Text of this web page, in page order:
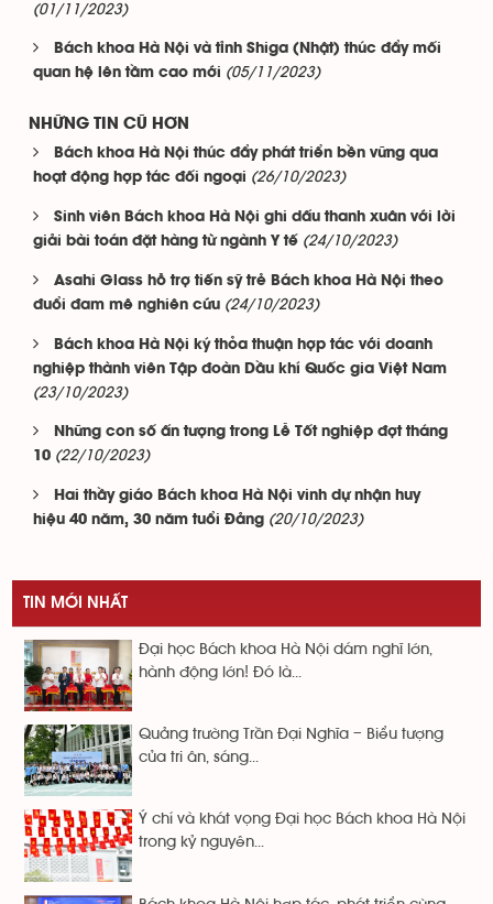
(01/11/2023)
Bách khoa Hà Nội và tỉnh Shiga (Nhật) thúc đẩy mối
quan hệ lên tầm cao mới (05/11/2023)
NHỮNG TIN CŨ HƠN
Bách khoa Hà Nội thúc đẩy phát triển bền vững qua
hoạt động hợp tác đối ngoại (26/10/2023)
Sinh viên Bách khoa Hà Nội ghi dấu thanh xuân với lời
giải bài toán đặt hàng từ ngành Y tế (24/10/2023)
Asahi Glass hỗ trợ tiến sỹ trẻ Bách khoa Hà Nội theo
đuổi đam mê nghiên cứu (24/10/2023)
Bách khoa Hà Nội ký thỏa thuận hợp tác với doanh
nghiệp thành viên Tập đoàn Dầu khí Quốc gia Việt Nam
(23/10/2023)
Những con số ấn tượng trong Lễ Tốt nghiệp đợt tháng
10 (22/10/2023)
Hai thầy giáo Bách khoa Hà Nội vinh dự nhận huy
hiệu 40 năm, 30 năm tuổi Đảng (20/10/2023)
TIN MỚI NHẤT
Đại học Bách khoa Hà Nội dám nghĩ lớn,
hành động lớn! Đó là...
Quảng trường Trần Đại Nghĩa – Biểu tượng
của tri ân, sáng...
Ý chí và khát vọng Đại học Bách khoa Hà Nội
trong kỷ nguyên...